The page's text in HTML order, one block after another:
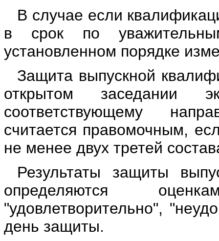
В случае если
в срок по
установленном порядке
Защита выпускной
открытом заседании
соответствующему
считается правомочным,
не менее двух третей
Результаты защиты
определяются
"удовлетворительно",
день защиты.